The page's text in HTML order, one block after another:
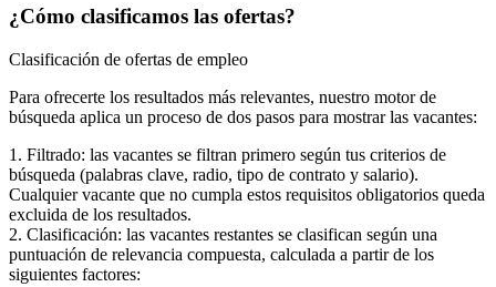
¿Cómo clasificamos las ofertas?
Clasificación de ofertas de empleo
Para ofrecerte los resultados más relevantes, nuestro motor de
búsqueda aplica un proceso de dos pasos para mostrar las vacantes:
1. Filtrado: las vacantes se filtran primero según tus criterios de
búsqueda (palabras clave, radio, tipo de contrato y salario).
Cualquier vacante que no cumpla estos requisitos obligatorios queda
excluida de los resultados.
2. Clasificación: las vacantes restantes se clasifican según una
puntuación de relevancia compuesta, calculada a partir de los
siguientes factores: